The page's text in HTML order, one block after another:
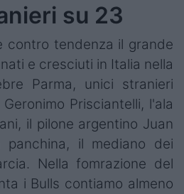
su 23
contro tendenza il grande
e cresciuti in Italia nella
Parma, unici stranieri
Prisciantelli, l'ala
il pilone argentino Juan
il mediano dei
Nella fomrazione del
i Bulls contiamo almeno